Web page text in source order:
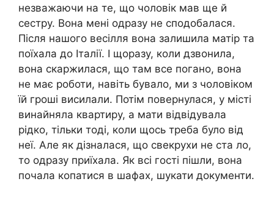
незважаючи на те, що чоловік мав ще й
сестру. Вона мені одразу не сподобалася.
Після нашого весілля вона залишила матір та
поїхала до Італії. І щоразу, коли дзвонила,
вона скаржилася, що там все погано, вона
не має роботи, навіть бувало, ми з чоловіком
їй гроші висилали. Потім повернулася, у місті
винайняла квартиру, а мати відвідувала
рідко, тільки тоді, коли щось треба було від
неї. Але як дізналася, що свекрухи не ста ло,
то одразу приїхала. Як всі гості пішли, вона
почала копатися в шафах, шукати документи.